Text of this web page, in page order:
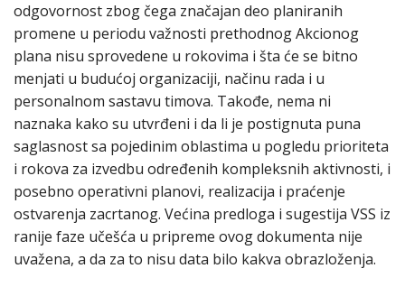
odgovornost zbog čega značajan deo planiranih
promene u periodu važnosti prethodnog Akcionog
plana nisu sprovedene u rokovima i šta će se bitno
menjati u budućoj organizaciji, načinu rada i u
personalnom sastavu timova. Takođe, nema ni
naznaka kako su utvrđeni i da li je postignuta puna
saglasnost sa pojedinim oblastima u pogledu prioriteta
i rokova za izvedbu određenih kompleksnih aktivnosti, i
posebno operativni planovi, realizacija i praćenje
ostvarenja zacrtanog. Većina predloga i sugestija VSS iz
ranije faze učešća u pripreme ovog dokumenta nije
uvažena, a da za to nisu data bilo kakva obrazloženja.